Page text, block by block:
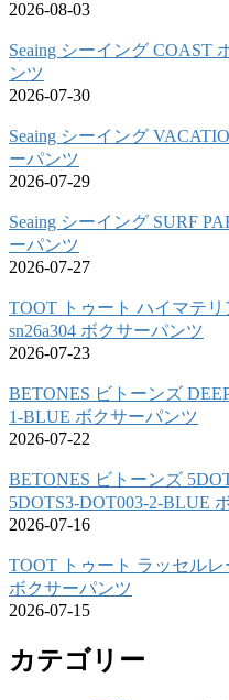
2026-08-03
Seaing シーイング COAST
ンツ
2026-07-30
Seaing シーイング
ーパンツ
2026-07-29
Seaing シーイング SURF
ーパンツ
2026-07-27
TOOT トゥート ハイマテ
sn26a304 ボクサーパンツ
2026-07-23
BETONES ビトーンズ
1-BLUE ボクサーパンツ
2026-07-22
BETONES ビトーンズ
5DOTS3-DOT003-2-BLUE
2026-07-16
TOOT トゥート ラッセル
ボクサーパンツ
2026-07-15
カテゴリー